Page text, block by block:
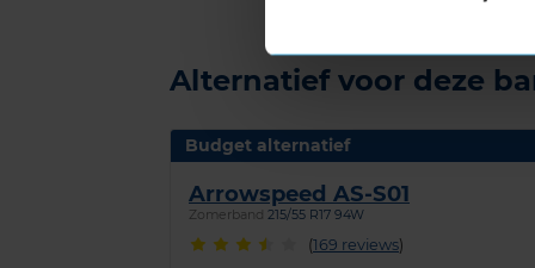
Alternatief voor deze
Budget alternatief
Arrowspeed AS-S01
Zomerband 215/55 R17 94W
(169 reviews)